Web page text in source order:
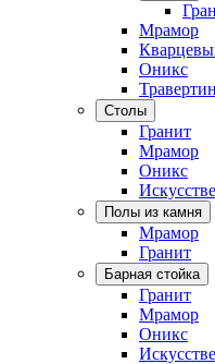
Мрамор
Оникс
Травертин
Столы
Гранит
Мрамор
Оникс
Полы из камня
Мрамор
Гранит
Барная стойка
Гранит
Мрамор
Оникс